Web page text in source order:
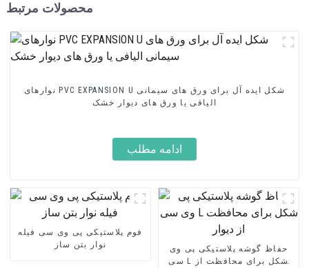
محصولات مرتبط
نوارهای PVC EXPANSION U شکل ایده آل برای ورق های سیمانی
الیافی یا ورق های دیوار خشک
ادامه مطلب
فوم پلاستیکی پی وی سی فیله
نوار بتن ساز
حفاظ گوشه پلاستیکی پی وی
سی L شکل برای محافظت از